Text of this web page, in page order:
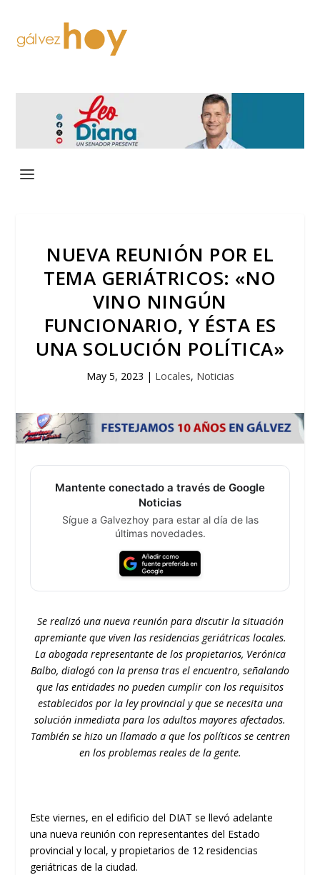
NUEVA REUNIÓN POR EL
TEMA GERIÁTRICOS: «NO
VINO NINGÚN
FUNCIONARIO, Y ÉSTA ES
UNA SOLUCIÓN POLÍTICA»
May 5, 2023 | Locales, Noticias
Mantente conectado a través de Google
Noticias
Sígue a Galvezhoy para estar al día de las
últimas novedades.
Se realizó una nueva reunión para discutir la situación
apremiante que viven las residencias geriátricas locales.
La abogada representante de los propietarios, Verónica
Balbo, dialogó con la prensa tras el encuentro, señalando
que las entidades no pueden cumplir con los requisitos
establecidos por la ley provincial y que se necesita una
solución inmediata para los adultos mayores afectados.
También se hizo un llamado a que los políticos se centren
en los problemas reales de la gente.
Este viernes, en el edificio del DIAT se llevó adelante
una nueva reunión con representantes del Estado
provincial y local, y propietarios de 12 residencias
geriátricas de la ciudad.